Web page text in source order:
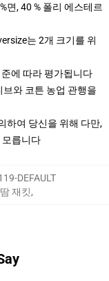
면, 40 % 폴리 에스테르
는 2개 크기를 위
에 따라 평가됩니다
와 코튼 농업 관행을
하여 당신을 위해 다만,
모릅니다
DEFAULT
재킷,